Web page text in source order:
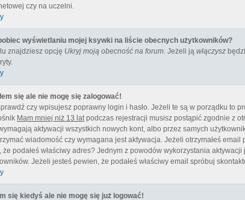
czy na uczelni.
wyświetlaniu mojej ksywki na liście obecnych użytkowników?
znajdziesz opcję Ukryj moją obecność na forum. Jeżeli ją włączysz
się ale nie mogę się zalogować!
czy wpisujesz poprawny login i hasło. Jeżeli te są w porządku to
Mam mniej niż 13 latpodczas rejestracji musisz postąpić zgodnie z
aktywacji wszystkich nowych kont, albo przez samych
wiadomość czy wymagana jest aktywacja. Jeżeli otrzymałeś
że podałeś właściwy adres? Jednym z powodów wykorzystania
Jeżeli jesteś pewien, że podałeś właściwy email spróbuj
się kiedyś ale nie mogę się już logować!